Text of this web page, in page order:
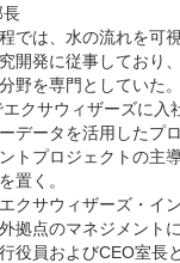
長
では、水の流れを可
開発に従事しており
野を専門としていた。
クサウィザーズに入
データを活用したプ
トプロジェクトの主
置く。
クサウィザーズ・イ
拠点のマネジメント
役員およびCEO室長